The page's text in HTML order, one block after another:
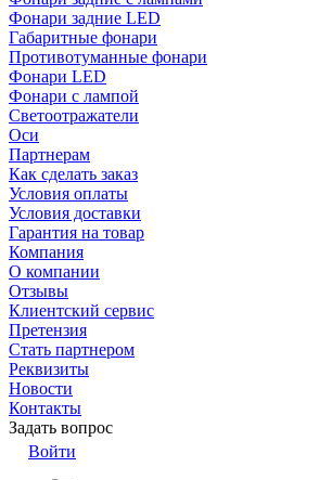
Фонари задние LED
Габаритные фонари
Противотуманные фонари
Фонари LED
Фонари с лампой
Светоотражатели
Оси
Партнерам
Как сделать заказ
Условия оплаты
Условия доставки
Гарантия на товар
Компания
О компании
Отзывы
Клиентский сервис
Претензия
Стать партнером
Реквизиты
Новости
Контакты
Задать вопрос
Войти